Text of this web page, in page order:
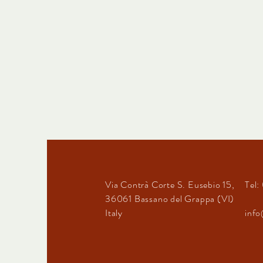
Via Contrà Corte S. Eusebio 15,
36061 Bassano del Grappa (VI)
Italy